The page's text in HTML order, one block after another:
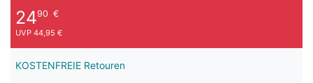
2490 €
UVP 44,95 €
KOSTENFREIE Retouren